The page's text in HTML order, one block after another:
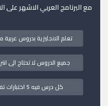
مع البرنامج العربي الاشهر على الاطلاق
تعلم الانجليزية بدروس
جميع الدروس لا تحتاج الى
كل درس فيه 5 اختبارات تفاعلية لتحسين اللفظ والنطق